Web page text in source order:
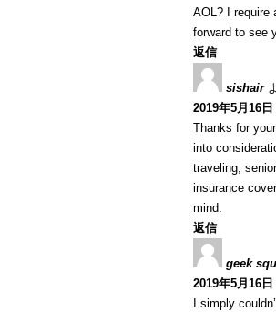
AOL? I require
forward to see
返信
sishair
2019年5月16
Thanks for
into
traveling,
insurance
mind.
返信
geek
2019年5月16
I simply